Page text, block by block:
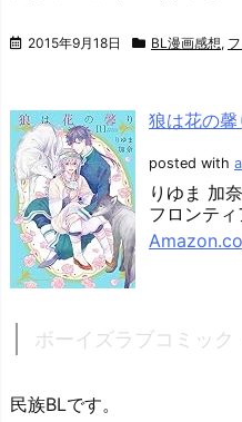
2015年9月18日 BL漫画感想,
狼は花の
posted with
りゆま 加奈
フロンテ
ボーイズラブコミック
民族BLです。